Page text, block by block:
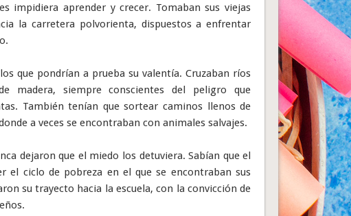
impidiera aprender y crecer. Tomaban sus viejas
la carretera polvorienta, dispuestos a enfrentar
que pondrían a prueba su valentía. Cruzaban ríos
madera, siempre conscientes del peligro que
También tenían que sortear caminos llenos de
a veces se encontraban con animales salvajes.
dejaron que el miedo los detuviera. Sabían que el
el ciclo de pobreza en el que se encontraban sus
su trayecto hacia la escuela, con la convicción de